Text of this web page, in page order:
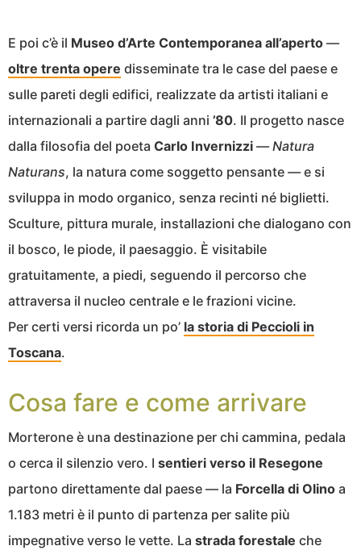
E poi c’è il Museo d’Arte Contemporanea all’aperto —
oltre trenta opere disseminate tra le case del paese e
sulle pareti degli edifici, realizzate da artisti italiani e
internazionali a partire dagli anni ’80. Il progetto nasce
dalla filosofia del poeta Carlo Invernizzi — Natura
Naturans, la natura come soggetto pensante — e si
sviluppa in modo organico, senza recinti né biglietti.
Sculture, pittura murale, installazioni che dialogano con
il bosco, le piode, il paesaggio. È visitabile
gratuitamente, a piedi, seguendo il percorso che
attraversa il nucleo centrale e le frazioni vicine.
Per certi versi ricorda un po’ la storia di Peccioli in
Toscana.
Cosa fare e come arrivare
Morterone è una destinazione per chi cammina, pedala
o cerca il silenzio vero. I sentieri verso il Resegone
partono direttamente dal paese — la Forcella di Olino a
1.183 metri è il punto di partenza per salite più
impegnative verso le vette. La strada forestale che